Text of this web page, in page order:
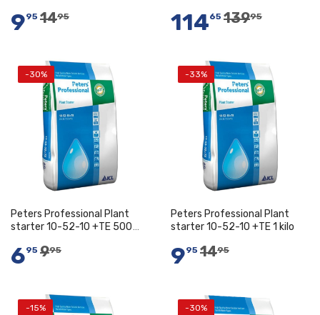
In Winkelwagen
995 1495
In Winkelwagen
11465 13995
-30%
Peters Professional Plant
starter 10-52-10 +TE 500
695 995
-33%
Peters Professional Plant
starter 10-52-10 +TE 1 kilo
995 1495
-15% -30%